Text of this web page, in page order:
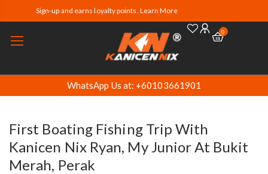
Sign-up and earns loyalty points. Learn More
0
WhatsApp Us at: +60103661901
First Boating Fishing Trip With
Kanicen Nix Ryan, My Junior At Bukit
Merah, Perak